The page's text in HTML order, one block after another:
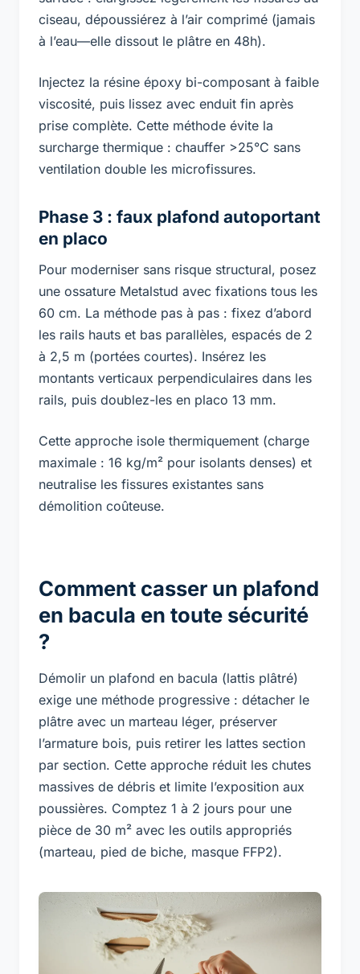
ciseau, dépoussiérez à l’air comprimé (jamais
à l’eau—elle dissout le plâtre en 48h).
Injectez la résine époxy bi-composant à faible
viscosité, puis lissez avec enduit fin après
prise complète. Cette méthode évite la
surcharge thermique : chauffer >25°C sans
ventilation double les microfissures.
Phase 3 : faux plafond autoportant
en placo
Pour moderniser sans risque structural, posez
une ossature Metalstud avec fixations tous les
60 cm. La méthode pas à pas : fixez d’abord
les rails hauts et bas parallèles, espacés de 2
à 2,5 m (portées courtes). Insérez les
montants verticaux perpendiculaires dans les
rails, puis doublez-les en placo 13 mm.
Cette approche isole thermiquement (charge
maximale : 16 kg/m² pour isolants denses) et
neutralise les fissures existantes sans
démolition coûteuse.
Comment casser un plafond
en bacula en toute sécurité
?
Démolir un plafond en bacula (lattis plâtré)
exige une méthode progressive : détacher le
plâtre avec un marteau léger, préserver
l’armature bois, puis retirer les lattes section
par section. Cette approche réduit les chutes
massives de débris et limite l’exposition aux
poussières. Comptez 1 à 2 jours pour une
pièce de 30 m² avec les outils appropriés
(marteau, pied de biche, masque FFP2).